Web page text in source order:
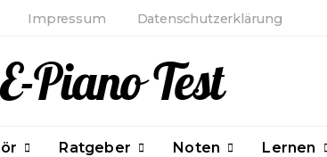
Impressum Datenschutzerklärung
E-Piano Test
Ratgeber Noten Lernen